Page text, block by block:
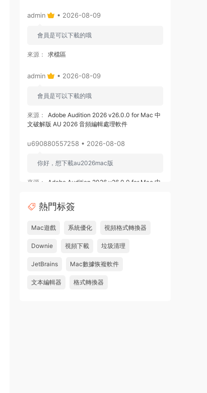
admin • 2026-08-09
會員是可以下載的哦
來源： 求檔區
admin • 2026-08-09
會員是可以下載的哦
來源：
Adobe Audition 2026 v26.0.0 for Mac 中
文破解版 AU 2026 音頻編輯處理軟件
u690880557258 • 2026-08-08
你好，想下載au2026mac版
來源：
Adobe Audition 2026 v26.0.0 for Mac 中
u878525109508 • 2026-08-08
求 ishot pro 2.6.8破解版
來源： 求檔區
熱門标簽
Mac遊戲 系統優化 視頻格式轉換器
Downie 視頻下載 垃圾清理
JetBrains Mac數據恢複軟件
文本編輯器 格式轉換器